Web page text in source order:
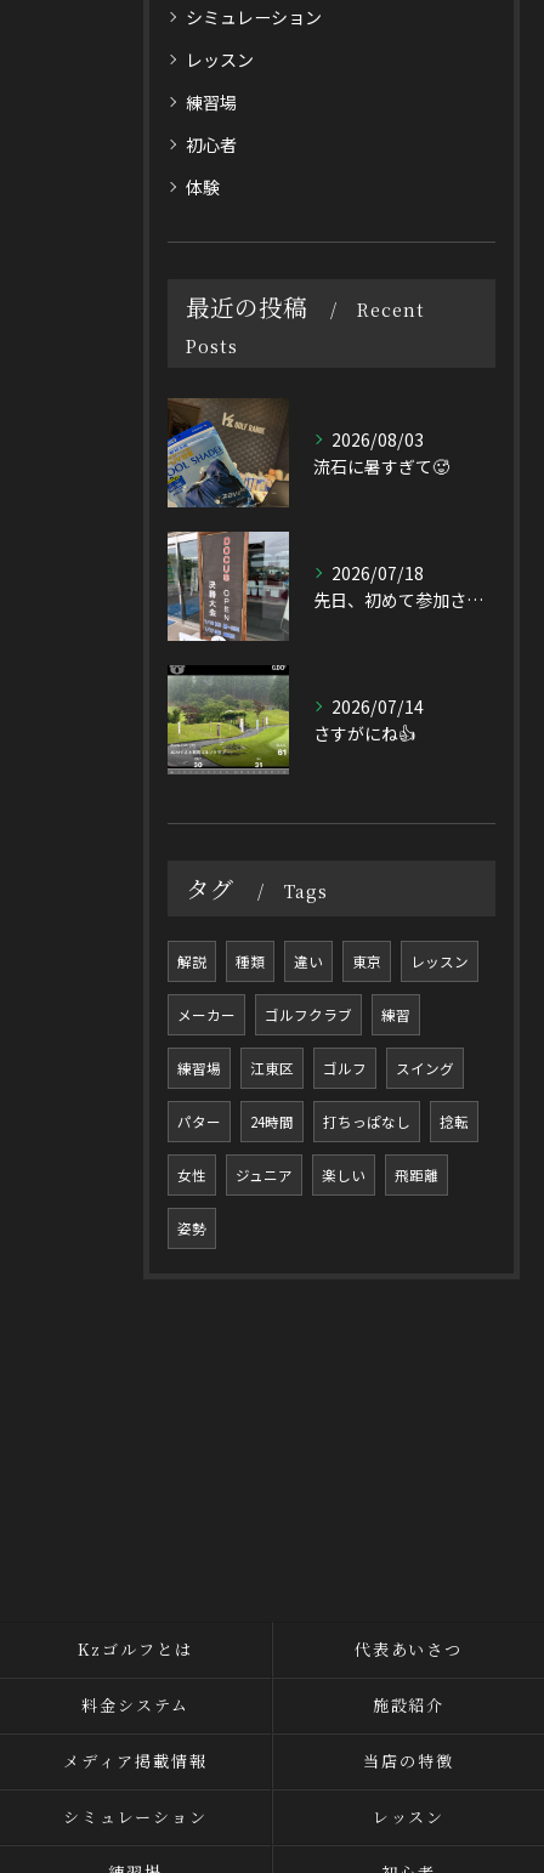
シミュレーション
レッスン
練習場
初心者
体験
最近の投稿
Recent
Posts
2026/08/03
流石に暑すぎて🥵
2026/07/18
先日、初めて参加させて頂いたDOCUS OPEN Tourn...
2026/07/14
さすがにね👍
タグ Tags
解説 種類 違い 東京 レッスン
メーカー ゴルフクラブ 練習
練習場 江東区 ゴルフ スイング
パター 24時間 打ちっぱなし 捻転
女性 ジュニア 楽しい 飛距離
姿勢
Kzゴルフとは 代表あいさつ
料金システム 施設紹介
メディア掲載情報 当店の特徴
シミュレーション レッスン